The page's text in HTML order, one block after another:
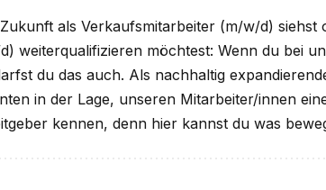
als Verkaufsmitarbeiter (m/w/d) siehst
weiterqualifizieren möchtest: Wenn du bei
du das auch. Als nachhaltig
in der Lage, unseren Mitarbeiter/innen
kennen, denn hier kannst du was